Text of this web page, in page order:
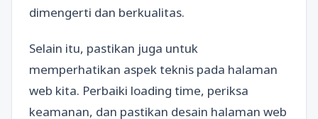
dimengerti dan berkualitas.
Selain itu, pastikan juga untuk
memperhatikan aspek teknis pada halaman
web kita. Perbaiki loading time, periksa
keamanan, dan pastikan desain halaman web